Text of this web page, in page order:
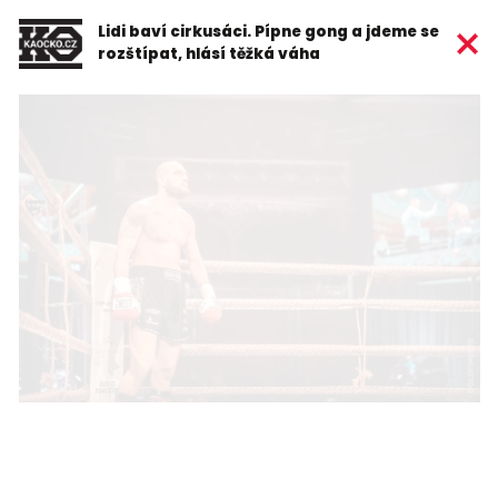
Lidi baví cirkusáci. Pípne gong a jdeme se
rozštípat, hlásí těžká váha